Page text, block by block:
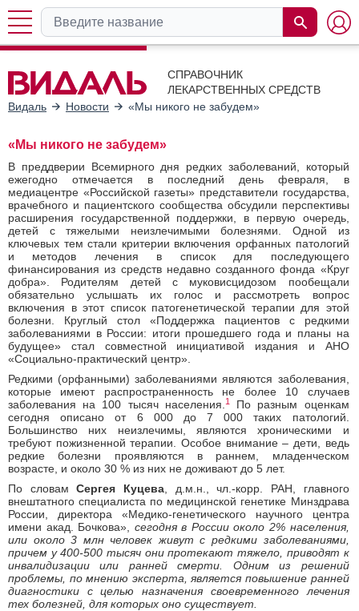
СПРАВОЧНИК
ЛЕКАРСТВЕННЫХ СРЕДСТВ
Видаль
Новости «Мы никого не забудем»
«Мы никого не забудем»
В преддверии Всемирного дня редких заболеваний, который
ежегодно отмечается в последний день февраля, в
медиацентре «Российской газеты» представители государства,
врачебного и пациентского сообщества обсудили перспективы
расширения государственной поддержки, в первую очередь,
детей с тяжелыми неизлечимыми болезнями. Одной из
ключевых тем стали критерии включения орфанных патологий
и методов лечения в список для последующего
финансирования из средств недавно созданного фонда «Круг
добра». Родителям детей с муковисцидозом пообещали
обязательно услышать их голос и рассмотреть вопрос
включения в этот список патогенетической терапии для этой
болезни. Круглый стол «Поддержка пациентов с редкими
заболеваниями в России: итоги прошедшего года и планы на
будущее» стал совместной инициативой издания и АНО
«Социально-практический центр».
Редкими (орфанными) заболеваниями являются заболевания,
которые имеют распространенность не более 10 случаев
заболевания на 100 тысяч населения. 1По разным оценкам
сегодня описано от 6 000 до 7 000 таких патологий.
Большинство них неизлечимы, являются хроническими и
требуют пожизненной терапии. Особое внимание – дети, ведь
редкие болезни проявляются в раннем, младенческом
возрасте, и около 30 % из них не доживают до 5 лет.
По словамСергея Куцева, д.м.н., чл.-корр. РАН, главного
внештатного специалиста по медицинской генетике Минздрава
России, директора «Медико-генетического научного центра
имени акад. Бочкова», сегодня в России около 2% населения,
или около 3 млн человек живут с редкими заболеваниями,
причем у 400-500 тысяч они протекают тяжело, приводят к
инвалидизации или ранней смерти. Одним из решений
проблемы, по мнению эксперта, является повышение ранней
диагностики с целью назначения своевременного лечения
тех болезней, для которых оно существует.